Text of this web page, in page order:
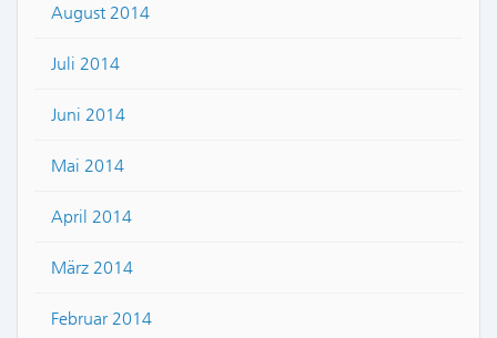
August 2014
Juli 2014
Juni 2014
Mai 2014
April 2014
März 2014
Februar 2014